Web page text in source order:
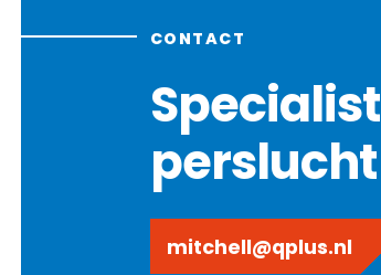
CONTACT
Specialist
perslucht
mitchell@qplus.nl